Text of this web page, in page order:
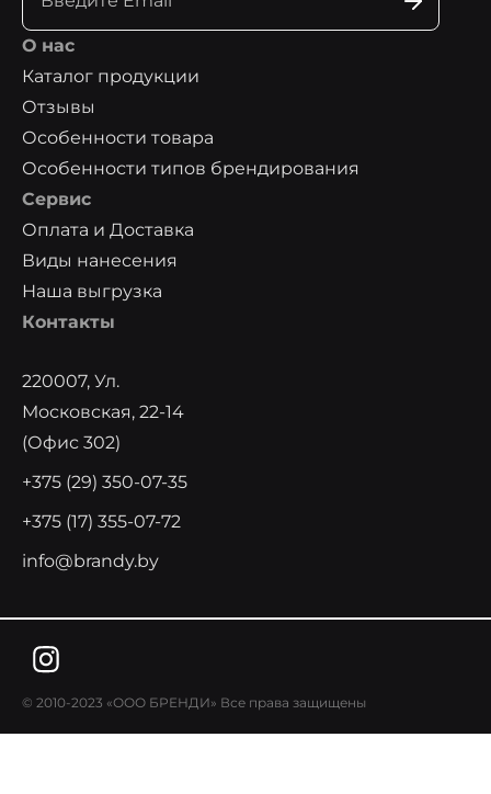
О нас
Каталог продукции
Отзывы
Особенности товара
Особенности типов брендирования
Сервис
Оплата и Доставка
Виды нанесения
Наша выгрузка
Контакты
220007, Ул.
Московская, 22-14
(офис 302)
+375 (29) 350-07-35
+375 (17) 355-07-72
info@brandy.by
© 2010-2023 «ООО БРЕНДИ» Все права защищены